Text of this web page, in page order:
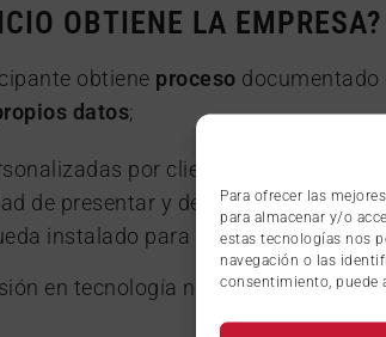
Para ofrecer las
para almacenar y/o
estas tecnologías nos
navegación o las
consentimiento, puede
OBTIENE LA EMPRESA?
obtiene proceso documentado
datos;
por cliente;
de presentar y defender su oferta;
instalado para uso autónomo.
en tecnología ni conocimientos